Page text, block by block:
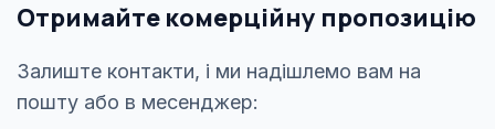
Отримайте комерційну пропозицію
Залиште контакти, і ми надішлемо вам на
пошту або в месенджер: